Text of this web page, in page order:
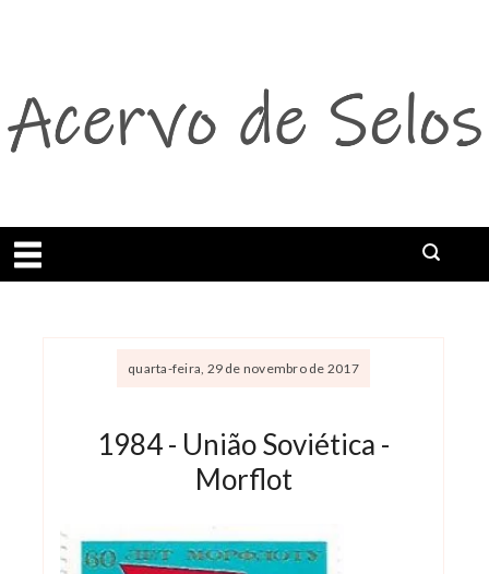
Abrir menu
quarta-feira, 29 de novembro de 2017
1984 - União Soviética -
Morflot